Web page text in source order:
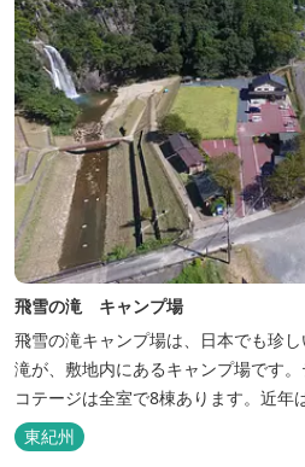
飛雪の滝 キャンプ場
飛雪の滝キャンプ場は、日本でも珍
滝が、敷地内にあるキャンプ場です。
コテージは全室で8棟あります。近年
ナが人気です。
東紀州